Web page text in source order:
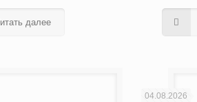
далее
04.08.2026